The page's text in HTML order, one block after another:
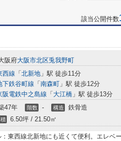
該当公開件数
阪府大阪市北区兎我野町
西線 「 北新地 」駅 徒歩11分
下鉄谷町線 「 南森町 」駅 徒歩12分
阪電鉄中之島線 「 大江橋 」駅 徒歩13分
47年 階数 - 構造 鉄骨造
6.50坪 / 21.50㎡
東西線北新地にも近くて便利。エレベ